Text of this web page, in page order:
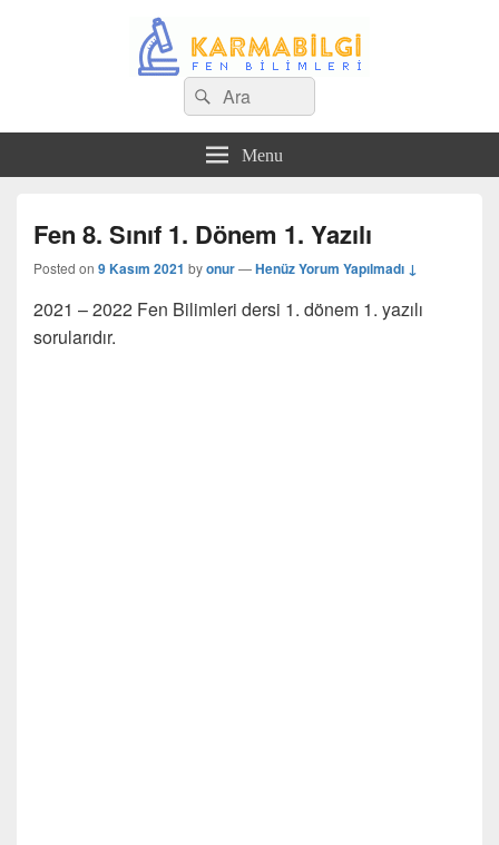
Search
for:
Ara
Menu
Fen 8. Sınıf 1. Dönem 1. Yazılı
Posted on 9 Kasım 2021 byonur—Henüz Yorum Yapılmadı ↓
2021 – 2022 Fen Bilimleri dersi 1. dönem 1. yazılı
sorularıdır.